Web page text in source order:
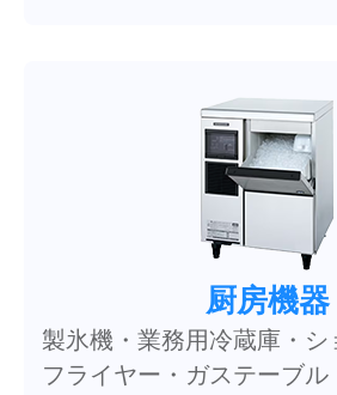
厨房機器
製氷機・業務用冷蔵庫・シ
フライヤー・ガステーブル